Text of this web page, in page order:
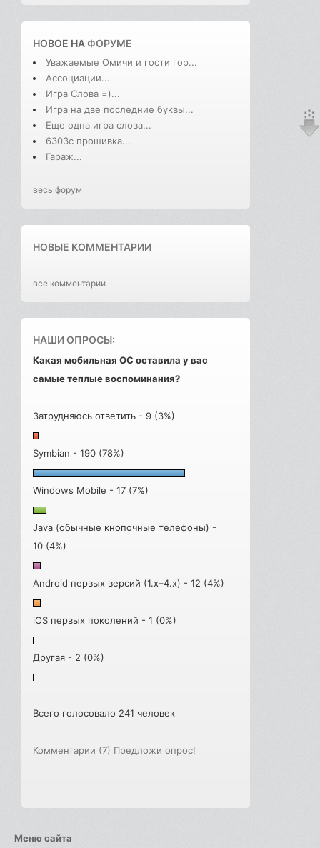
НОВОЕ НАФОРУМЕ
Уважаемые Омичи и гости гор...
Ассоциации...
Игра Слова =)...
Игра на две последние буквы...
Еще одна игра слова...
6303с прошивка...
Гараж...
весь форум
НОВЫЕ КОММЕНТАРИИ
все комментарии
НАШИ ОПРОСЫ:
Какая мобильная ОС оставила у вас
самые теплые воспоминания?
Затрудняюсь ответить - 9 (3%)
Symbian - 190 (78%)
Windows Mobile - 17 (7%)
Java (обычные кнопочные телефоны) -
10 (4%)
Android первых версий (1.x–4.x) - 12 (4%)
iOS первых поколений - 1 (0%)
Другая - 2 (0%)
Всего голосовало 241 человек
Комментарии (7) Предложи опрос!
Меню сайта